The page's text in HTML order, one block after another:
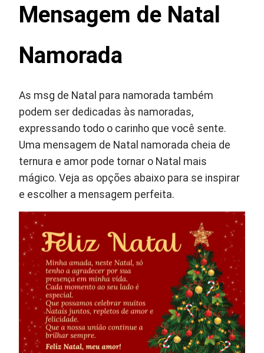
Mensagem de Natal
Namorada
As msg de Natal para namorada também
podem ser dedicadas às namoradas,
expressando todo o carinho que você sente.
Uma mensagem de Natal namorada cheia de
ternura e amor pode tornar o Natal mais
mágico. Veja as opções abaixo para se inspirar
e escolher a mensagem perfeita.